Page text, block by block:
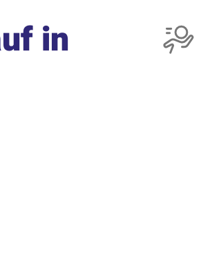
in